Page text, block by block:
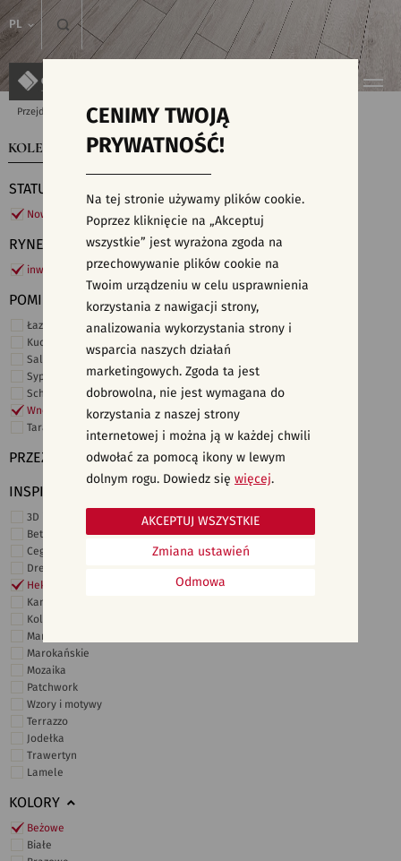
PL
Przejdź do strony głównej Kolekcje
KOLEKCJE WYSZUKIWARKA PŁYTEK
STATUS
Nowości
RYNEK
inwestycje
POMIESZCZENIE
Łazienka
Kuchnia
Salon i hol
Sypialnia
Schody
Wnętrza komercyjne
Taras i ogród
PRZEZNACZENIE
INSPIRACJE
3D i struktury
Beton
Cegiełki
Drewno
Heksagonalne
Kamień
Kolor
Marmur
Marokańskie
Mozaika
Patchwork
Wzory i motywy
Terrazzo
Jodełka
Trawertyn
Lamele
KOLORY
Beżowe
Białe
CENIMY TWOJĄ
PRYWATNOŚĆ!
Na tej stronie używamy plików cookie.
Poprzez kliknięcie na „Akceptuj
wszystkie” jest wyrażona zgoda na
przechowywanie plików cookie na
Twoim urządzeniu w celu usprawnienia
korzystania z nawigacji strony,
analizowania wykorzystania strony i
wsparcia naszych działań
marketingowych. Zgoda ta jest
dobrowolna, nie jest wymagana do
korzystania z naszej strony
internetowej i można ją w każdej chwili
odwołać za pomocą ikony w lewym
dolnym rogu. Dowiedz się więcej.
Odmowa
Zmiana ustawień
AKCEPTUJ WSZYSTKIE